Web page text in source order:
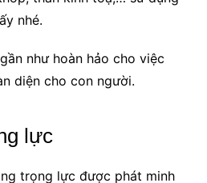
nhé.
như hoàn hảo cho việc
diện cho con người.
lực
trọng lực được phát minh